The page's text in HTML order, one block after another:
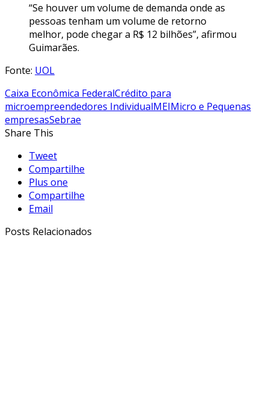
“Se houver um volume de demanda onde as
pessoas tenham um volume de retorno
melhor, pode chegar a R$ 12 bilhões”, afirmou
Guimarães.
Fonte: UOL
Caixa Econômica FederalCrédito para
microempreendedores IndividualMEIMicro e Pequenas
empresasSebrae
Share This
Tweet
Compartilhe
Plus one
Compartilhe
Email
Posts Relacionados